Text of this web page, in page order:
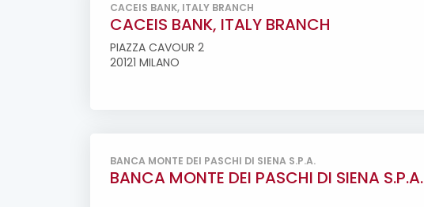
CACEIS BANK, ITALY BRANCH
CACEIS BANK, ITALY BRANCH
PIAZZA CAVOUR 2
20121 MILANO
BANCA MONTE DEI PASCHI DI SIENA S.P.A.
BANCA MONTE DEI PASCHI DI SIENA S.P.A.